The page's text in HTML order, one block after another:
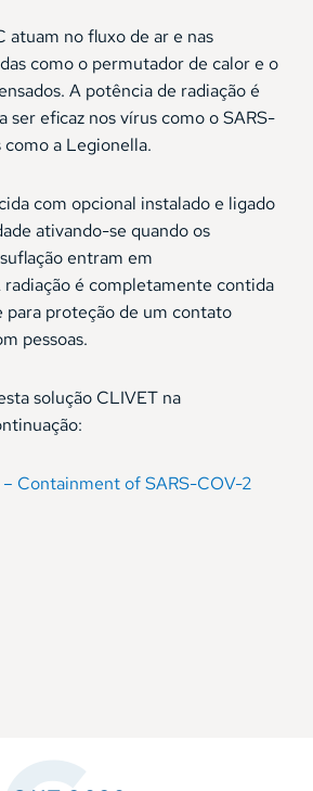
atuam no fluxo de ar e nas
como o permutador de calor e o
A potência de radiação é
ser eficaz nos vírus como o SARS-
a Legionella.
com opcional instalado e ligado
ativando-se quando os
entram em
é completamente contida
para proteção de um contato
pessoas.
solução CLIVET na
Containment of SARS-COV-2